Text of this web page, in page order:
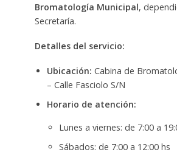
Bromatología Municipal,
Secretaría.
Detalles del servicio:
Ubicación: Cabina de
– Calle Fasciolo S/N
Horario de atención:
Lunes a viernes: de 7:00 a
Sábados: de 7:00 a 12:00 hs